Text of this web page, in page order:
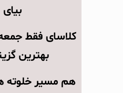
بیای
کلاسای فقط
بهترین
هم مسیر خلوته